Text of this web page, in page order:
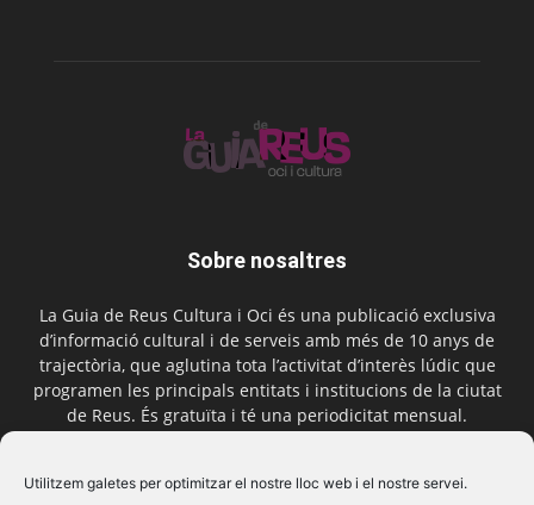
Utilitzem galetes per optimitzar el nostre lloc web i el nostre servei.
Sobre nosaltres
La Guia de Reus Cultura i Oci és una publicació exclusiva
d’informació cultural i de serveis amb més de 10 anys de
trajectòria, que aglutina tota l’activitat d’interès lúdic que
programen les principals entitats i institucions de la ciutat
de Reus. És gratuïta i té una periodicitat mensual.